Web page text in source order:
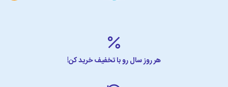
هر روز سال رو با تخفیف خرید کن!